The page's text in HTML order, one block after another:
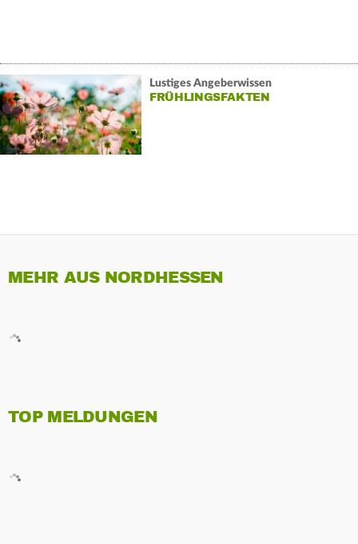
Lustiges Angeberwissen
FRÜHLINGSFAKTEN
MEHR AUS NORDHESSEN
TOP MELDUNGEN